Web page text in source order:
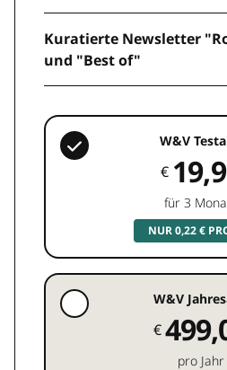
Kuratierte Newsletter
und "Best of"
W&V
€
für 3
NUR 0,22 €
W&V
€
pro Jahr